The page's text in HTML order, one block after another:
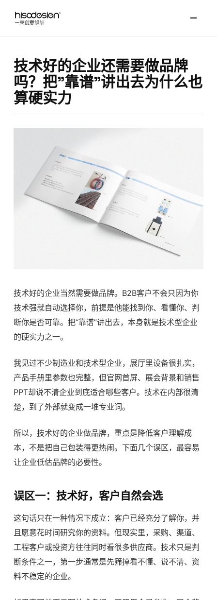
技术好的企业还需要做品牌
吗？把"靠谱"讲出去为什么也
算硬实力
技术好的企业当然需要做品牌。B2B客户不会只因为你
技术强就自动选择你，前提是他能找到你、看懂你、判
断你是否可靠。把“靠谱”讲出去，本身就是技术型企业
的硬实力之一。
我见过不少制造业和技术型企业，展厅里设备很扎实，
产品手册里参数也完整，但官网首屏、展会背景和销售
PPT却说不清企业到底适合哪些客户。技术在内部很清
楚，到了外部就变成一堆专业词。
所以，技术好的企业做品牌，重点是降低客户理解成
本，不是把自己包装得更热闹。下面几个误区，最容易
让企业低估品牌的必要性。
误区一：技术好，客户自然会选
这句话只在一种情况下成立：客户已经充分了解你，并
且愿意花时间研究你的资料。但现实里，采购、渠道、
工程客户或投资方往往同时看很多供应商。技术只是判
断条件之一，第一步通常是先筛掉看不懂、说不清、资
料不稳定的企业。